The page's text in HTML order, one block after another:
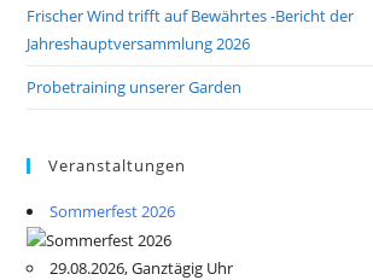
Frischer Wind trifft auf Bewährtes -Bericht der
Jahreshauptversammlung 2026
Probetraining unserer Garden
Veranstaltungen
Sommerfest 2026
29.08.2026, Ganztägig Uhr